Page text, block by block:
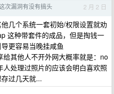
次漏洞有没有搞头 2 月 2 日
几个系统一套初始/权限设置就劝
这种带套件的成品，但是掏钱一
更容易当晚挂咸鱼
其他人不开外网大概率就是：no
处理过照片的应该会明白喜欢照
过几天就...